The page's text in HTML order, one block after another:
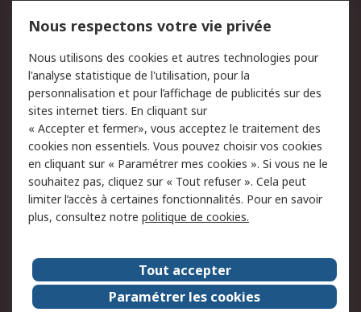
du site
Politique de protection
des données - Mise à
jour
Sécurité des E-mails
Conditions générales
de vente
Politique anti-
corruption
Campagnes marketing
A propos de RS
A propos de RS France
Evénements
Le groupe RS Group Plc
Presse
RS dans le monde
Démarche RSE
Nous respectons votre vie privée
Nous utilisons des cookies et autres technologies pour
l'analyse statistique de l'utilisation, pour la
personnalisation et pour l’affichage de publicités sur des
sites internet tiers. En cliquant sur
« Accepter et fermer», vous acceptez le traitement des
cookies non essentiels. Vous pouvez choisir vos cookies
en cliquant sur « Paramétrer mes cookies ». Si vous ne le
souhaitez pas, cliquez sur « Tout refuser ». Cela peut
limiter l’accès à certaines fonctionnalités. Pour en savoir
plus, consultez notre politique de cookies.
Tout accepter
Paramétrer les cookies